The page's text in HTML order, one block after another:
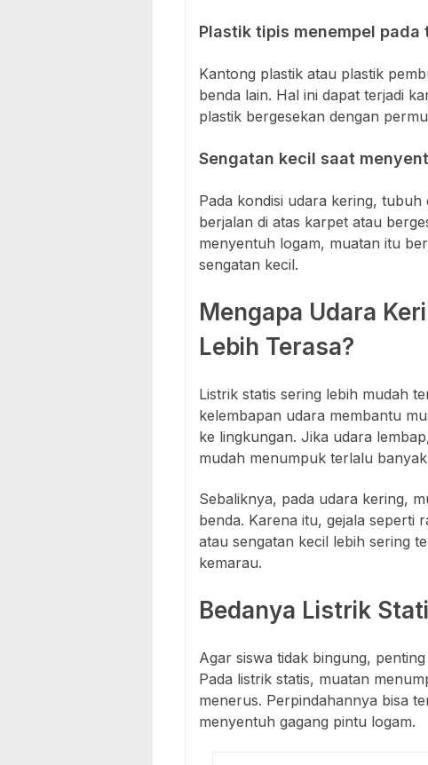
Plastik tipis menempel pada
Kantong plastik atau plastik
benda lain. Hal ini dapat terjadi
plastik bergesekan dengan
Sengatan kecil saat
Pada kondisi udara kering,
berjalan di atas karpet atau
menyentuh logam, muatan itu
sengatan kecil.
Mengapa Udara
Lebih Terasa?
Listrik statis sering lebih mudah
kelembapan udara membantu
ke lingkungan. Jika udara
mudah menumpuk terlalu
Sebaliknya, pada udara kering,
benda. Karena itu, gejala seperti
atau sengatan kecil lebih sering
kemarau.
Bedanya Listrik
Agar siswa tidak bingung,
Pada listrik statis, muatan
menerus. Perpindahannya bisa
menyentuh gagang pintu logam.